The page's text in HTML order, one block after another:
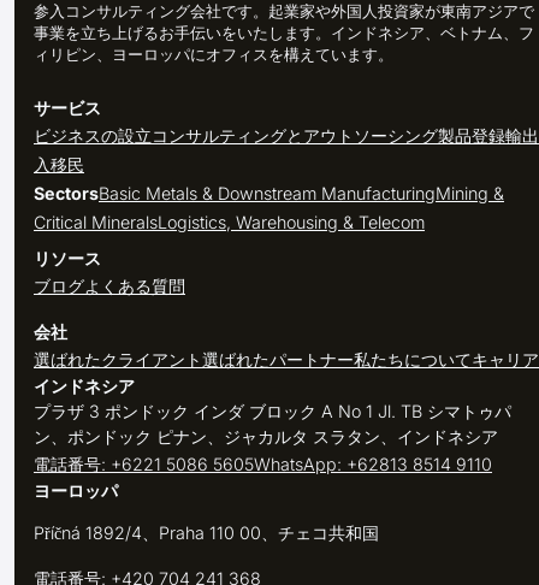
参入コンサルティング会社です。起業家や外国人投資家が東南アジアで
事業を立ち上げるお手伝いをいたします。インドネシア、ベトナム、フ
ィリピン、ヨーロッパにオフィスを構えています。
サービス
ビジネスの設立コンサルティングとアウトソーシング製品登録輸出
入移民
SectorsBasic Metals & Downstream ManufacturingMining &
Critical MineralsLogistics, Warehousing & Telecom
リソース
ブログよくある質問
会社
選ばれたクライアント選ばれたパートナー私たちについてキャリア
インドネシア
プラザ 3 ポンドック インダ ブロック A No 1 Jl. TB シマトゥパ
ン、ポンドック ピナン、ジャカルタ スラタン、インドネシア
電話番号: +6221 5086 5605WhatsApp: +62813 8514 9110
ヨーロッパ
Příčná 1892/4、Praha 110 00、チェコ共和国
電話番号: +420 704 241 368